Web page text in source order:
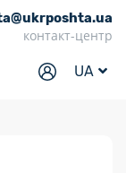
контакт-центр
UA